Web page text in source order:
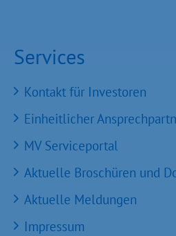
Services
Kontakt für Investoren
Einheitlicher
MV Serviceportal
Aktuelle Broschüren und
Aktuelle Meldungen
Impressum